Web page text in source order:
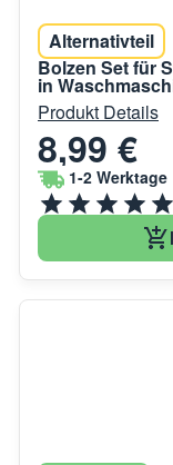
Alternativteil
Bolzen Set für
in
Produkt Details
8,99 €
1-2 Werktage